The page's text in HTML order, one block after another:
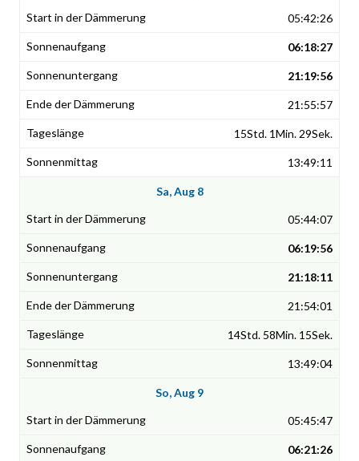
05:42:26
06:18:27
21:19:56
21:55:57
15Std. 1Min. 29Sek.
13:49:11
Sa, Aug 8
05:44:07
06:19:56
21:18:11
21:54:01
14Std. 58Min. 15Sek.
13:49:04
So, Aug 9
05:45:47
06:21:26